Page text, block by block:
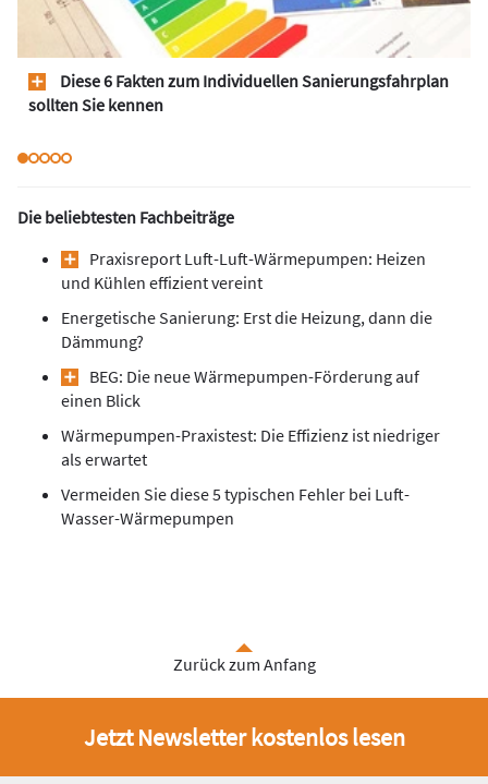
Diese 6 Fakten zum Individuellen Sanierungsfahrplan
sollten Sie kennen
Die beliebtesten Fachbeiträge
Praxisreport Luft-Luft-Wärmepumpen: Heizen
und Kühlen effizient vereint
Energetische Sanierung: Erst die Heizung, dann die
Dämmung?
BEG: Die neue Wärmepumpen-Förderung auf
einen Blick
Wärmepumpen-Praxistest: Die Effizienz ist niedriger
als erwartet
Vermeiden Sie diese 5 typischen Fehler bei Luft-
Wasser-Wärmepumpen
Zurück zum Anfang
Jetzt Newsletter kostenlos lesen